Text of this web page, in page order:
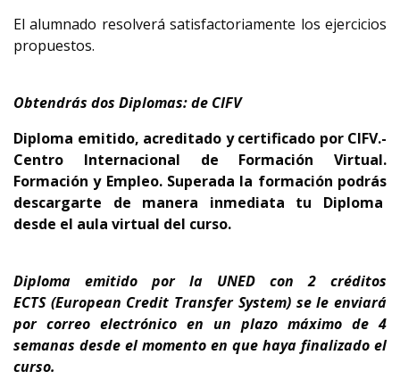
El alumnado resolverá satisfactoriamente los ejercicios
propuestos.
Obtendrás dos Diplomas: de CIFV
Diploma emitido, acreditado y certificado por CIFV.-
Centro Internacional de Formación Virtual.
Formación y Empleo. Superada la formación podrás
descargarte de manera inmediata tu Diploma
desde el aula virtual del curso.
Diploma emitido por la UNED con 2 créditos
ECTS (European Credit Transfer System) se le enviará
por correo electrónico en un plazo máximo de 4
semanas desde el momento en que haya finalizado el
curso.